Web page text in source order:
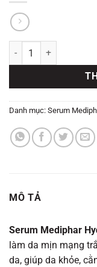
Serum Mediphar
Danh mục: Serum
MÔ TẢ
Serum Mediphar
làm da mịn mạng
da, giúp da khỏe,